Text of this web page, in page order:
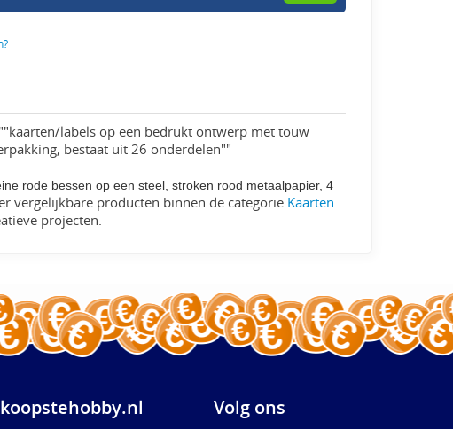
labels op een bedrukt ontwerp met touw
bestaat uit 26 onderdelen""
rode bessen op een steel, stroken rood metaalpapier, 4
vergelijkbare producten binnen de categorie Kaarten
projecten.
Volg ons